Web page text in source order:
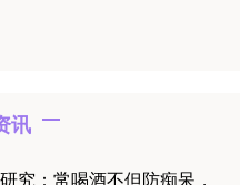
讯
究：常喝酒不但防痴呆，